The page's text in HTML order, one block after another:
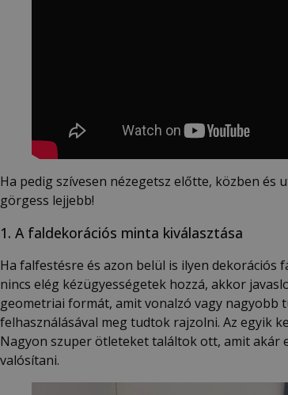
Ha pedig szívesen nézegetsz előtte, közben
görgess lejjebb!
1. A faldekorációs minta kiválasztása
Ha falfestésre és azon belül is ilyen
nincs elég kézügyességetek hozzá, akkor
geometriai formát, amit vonalzó vagy nagyobb
felhasználásával meg tudtok rajzolni. Az egyik
Nagyon szuper ötleteket találtok ott, amit akár
valósítani.